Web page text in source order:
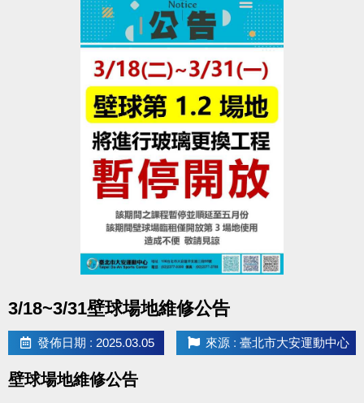
上限即停止入場，
採一進一出管理，請排隊依序等候。
• 進場請遵守泳池、體適能場館管理規範。
• 本中心保留活動辦法之最終解釋權。
3/18~3/31壁球場地維修公告
發佈日期 : 2025.03.05 來源 : 臺北市大安運動中心
壁球場地維修公告